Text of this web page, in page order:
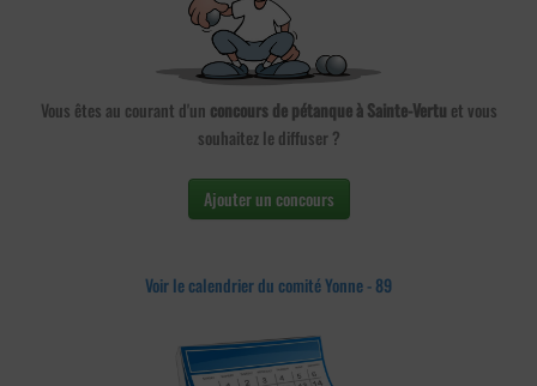
Vous êtes au courant d'un concours de pétanque à Sainte-Vertu et vous
souhaitez le diffuser ?
Ajouter un concours
Voir le calendrier du comité Yonne - 89